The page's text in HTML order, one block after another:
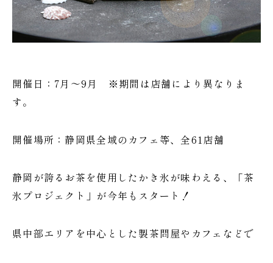
開催日：7月～9月 ※期間は店舗により異なりま
す。
開催場所：静岡県全域のカフェ等、全61店舗
静岡が誇るお茶を使用したかき氷が味わえる、「茶
氷プロジェクト」が今年もスタート！
県中部エリアを中心とした製茶問屋やカフェなどで